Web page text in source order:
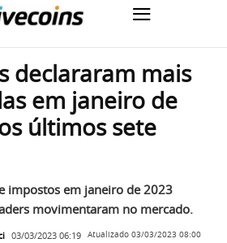
declararam mais
em janeiro de
últimos sete
impostos em janeiro de 2023
movimentaram no mercado.
03/03/2023 06:19 Atualizado 03/03/2023 08:00